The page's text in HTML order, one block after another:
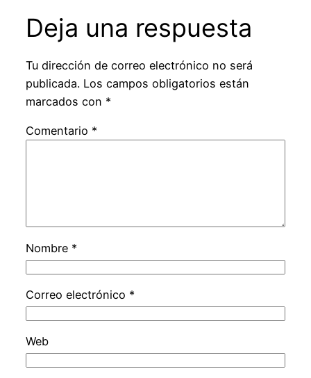
Deja una respuesta
Tu dirección de correo electrónico no será
publicada. Los campos obligatorios están
marcados con *
Comentario *
Nombre *
Correo electrónico *
Web